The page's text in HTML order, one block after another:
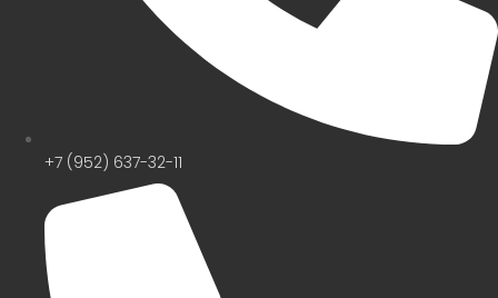
+7 (952) 637-32-11